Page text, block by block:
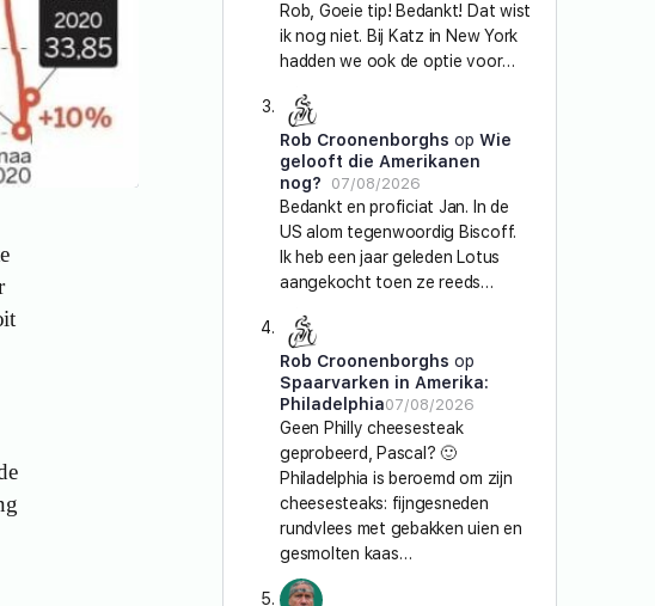
Rob, Goeie tip! Bedankt! Dat wist
ik nog niet. Bij Katz in New York
hadden we ook de optie voor…
Rob Croonenborghs op Wie
gelooft die Amerikanen
nog? 07/08/2026
Bedankt en proficiat Jan. In de
US alom tegenwoordig Biscoff.
Ik heb een jaar geleden Lotus
aangekocht toen ze reeds…
Rob Croonenborghs op
Spaarvarken in Amerika:
Philadelphia07/08/2026
Geen Philly cheesesteak
geprobeerd, Pascal? 🙂
Philadelphia is beroemd om zijn
cheesesteaks: fijngesneden
rundvlees met gebakken uien en
gesmolten kaas…